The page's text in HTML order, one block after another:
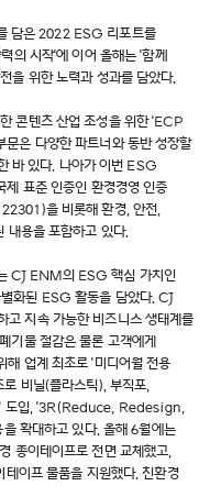
담은 2022 ESG 리포트를
의 시작'에 이어 올해는 '함께
을 위한 노력과 성과를 담았다.
콘텐츠 산업 조성을 위한 'ECP
은 다양한 파트너와 동반 성장할
바 있다. 나아가 이번 ESG
표준 인증인 환경경영 인증
을 비롯해 환경, 안전,
내용을 포함하고 있다.
CJ ENM의 ESG 핵심 가치인
된 ESG 활동을 담았다. CJ
지속 가능한 비즈니스 생태계를
기물 절감은 물론 고객에게
해 업계 최초로 '미디어월 전용
비닐(플라스틱), 부직포,
' 도입, '3R(Reduce, Redesign,
확대하고 있다. 올해 6월에는
종이테이프로 전면 교체했고,
이프 물품을 지원했다. 친환경